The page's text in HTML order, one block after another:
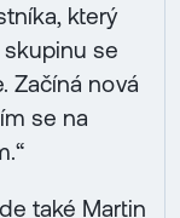
který
se
Začíná nová
se na
také Martin